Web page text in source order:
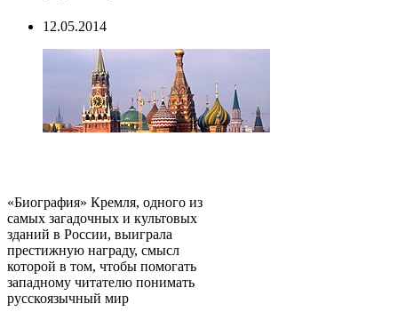
12.05.2014
«Биография» Кремля, одного из
самых загадочных и культовых
зданий в России, выиграла
престижную награду, смысл
которой в том, чтобы помогать
западному читателю понимать
русскоязычный мир